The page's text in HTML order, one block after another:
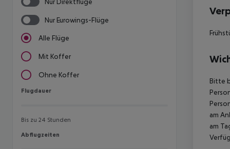
Nur Eurowings-Flüge
Alle Flüge
Mit Koffer
Ohne Koffer
Flugdauer
Flugdauer
Bis zu 24 Stunden
Abflugzeiten
Abflugzeiten
Bitte
am
am